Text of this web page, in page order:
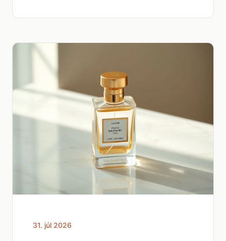
31. júl 2026